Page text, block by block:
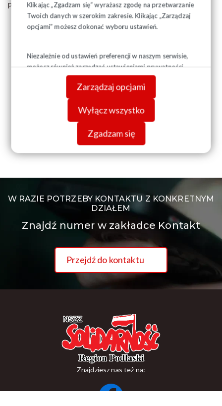
Klikając „Zgadzam się” wyrażasz zgodę na przetwarzanie
Twoich danych w szerokim zakresie. Klikając „Zarządzaj
opcjami” możesz dokonać wyboru ustawień.
Niezależnie od ustawień preferencji w naszym serwisie,
możesz również zarządzać ustawieniami prywatności
swojej przeglądarki. Więcej informacji o przetwarzaniu
danych znajdziesz wPolityce prywatności.
Zarządzaj opcjami
Wyłącz wszystko
Zgadzam się
Plakat do pobrania -tutaj
W RAZIE POTRZEBY KONTAKTU Z KONKRETNYM
DZIAŁEM
Znajdź numer w zakładce Kontakt
Przejdź do kontaktu
Znajdziesz nas też na: